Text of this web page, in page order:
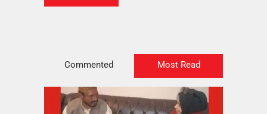
Most Read
Commented